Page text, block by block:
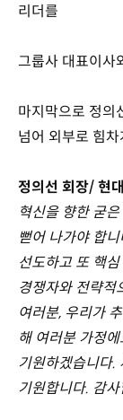
리더를
그룹사 대표이사
마지막으로 정의
넘어 외부로 힘
정의선 회장/ 현
혁신을 향한 굳
뻗어 나가야 합
선도하고 또 핵
경쟁자와 전략적
여러분, 우리가
해 여러분 가정
기원하겠습니다.
기원합니다. 감사